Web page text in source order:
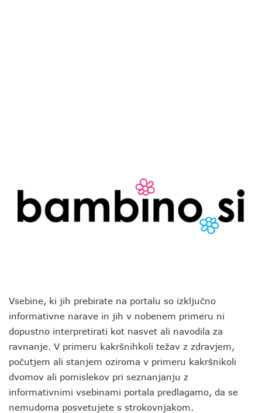
Vsebine, ki jih prebirate na portalu so izključno
informativne narave in jih v nobenem primeru ni
dopustno interpretirati kot nasvet ali navodila za
ravnanje. V primeru kakršnihkoli težav z zdravjem,
počutjem ali stanjem oziroma v primeru kakršnikoli
dvomov ali pomislekov pri seznanjanju z
informativnimi vsebinami portala predlagamo, da se
nemudoma posvetujete s strokovnjakom.